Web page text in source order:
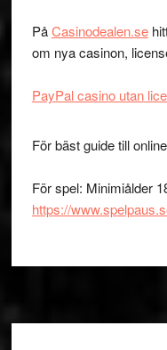
PåCasinodealen.se
om nya casinon,
PayPal casino utan
För bäst guide till
För spel: Minimiålder
https://